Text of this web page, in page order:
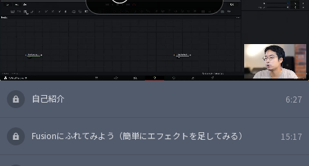
自己紹介 6:27
Fusionにふれてみよう（簡単にエフェクトを足してみる） 15:17